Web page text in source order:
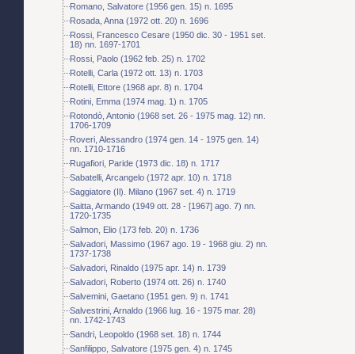
Romano, Salvatore (1956 gen. 15) n. 1695
Rosada, Anna (1972 ott. 20) n. 1696
Rossi, Francesco Cesare (1950 dic. 30 - 1951 set.
18) nn. 1697-1701
Rossi, Paolo (1962 feb. 25) n. 1702
Rotelli, Carla (1972 ott. 13) n. 1703
Rotelli, Ettore (1968 apr. 8) n. 1704
Rotini, Emma (1974 mag. 1) n. 1705
Rotondò, Antonio (1968 set. 26 - 1975 mag. 12) nn.
1706-1709
Roveri, Alessandro (1974 gen. 14 - 1975 gen. 14)
nn. 1710-1716
Rugafiori, Paride (1973 dic. 18) n. 1717
Sabatelli, Arcangelo (1972 apr. 10) n. 1718
Saggiatore (Il). Milano (1967 set. 4) n. 1719
Saitta, Armando (1949 ott. 28 - [1967] ago. 7) nn.
1720-1735
Salmon, Elio (173 feb. 20) n. 1736
Salvadori, Massimo (1967 ago. 19 - 1968 giu. 2) nn.
1737-1738
Salvadori, Rinaldo (1975 apr. 14) n. 1739
Salvadori, Roberto (1974 ott. 26) n. 1740
Salvemini, Gaetano (1951 gen. 9) n. 1741
Salvestrini, Arnaldo (1966 lug. 16 - 1975 mar. 28)
nn. 1742-1743
Sandri, Leopoldo (1968 set. 18) n. 1744
Sanfilippo, Salvatore (1975 gen. 4) n. 1745